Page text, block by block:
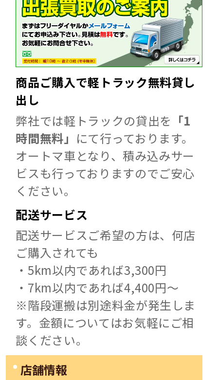
商品ご購入で軽トラック無料貸し
出し
弊社では軽トラックの貸出を 「1
時間無料」 にて行っております。
オートマ車となり、積み込みサー
ビスも行っておりますのでご安心
ください。
配送サービス
配送サービスご希望の方は、何店
ご購入されても
・5km以内であれば3,300円
・7km以内であれば4,400円～
※階段運搬は別途料金が発生しま
す。金額についてはお気軽にご相
談ください。
店舗情報